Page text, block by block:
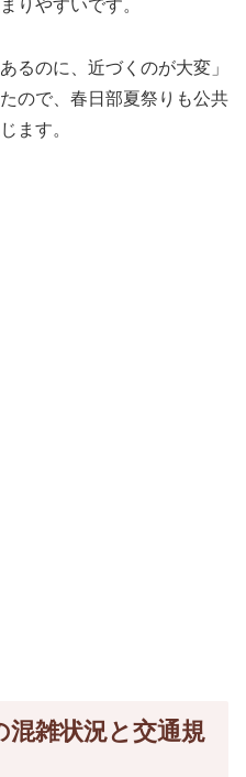
りやすいです。
るのに、近づくのが大変」
ので、春日部夏祭りも公共
ます。
混雑状況と交通規